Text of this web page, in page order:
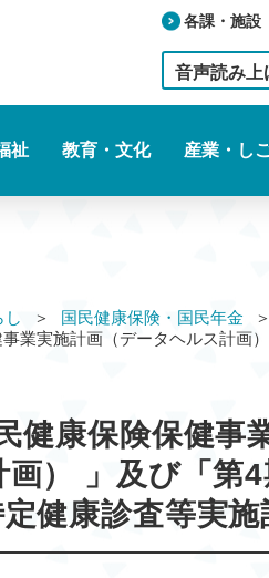
各課・施設
音声読み上
祉 教育・文化 産業・し
し
国民健康保険・国民年金
事業実施計画（データヘルス計
健康保険保健事
） 」及び「第
健康診査等実施